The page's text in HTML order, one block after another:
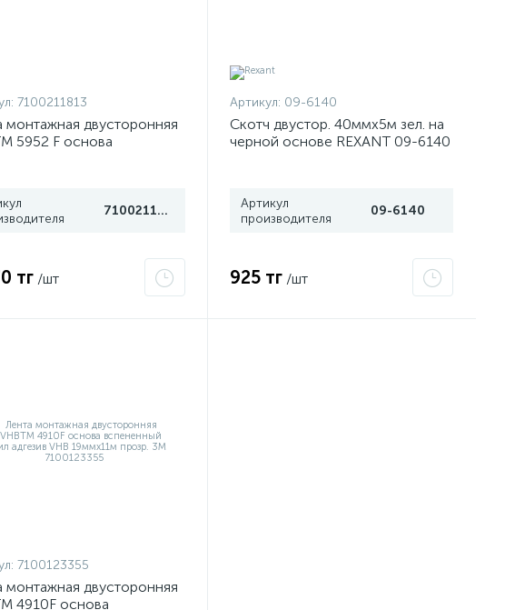
7100211813
монтажная двусторонняя
5952 F основа
7100211813
тг /шт
Артикул: 09-6140
Скотч двустор. 40ммх5м зел. на
черной основе REXANT 09-6140
Артикул
производителя
09-6140
925 тг /шт
7100123355
монтажная двусторонняя
4910F основа